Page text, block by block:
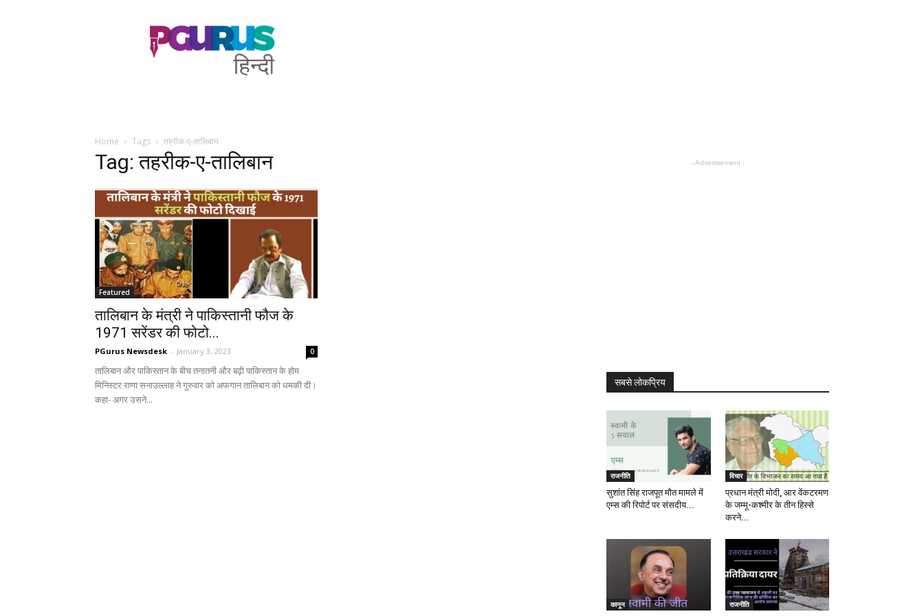
PGurus
Hindi
Home Tags तहरीक-ए-तालिबान
Tag: तहरीक-ए-तालिबान
Featured
तालिबान के मंत्री ने पाकिस्तानी फौज के
1971 सरेंडर की फोटो...
PGurus Newsdesk - January 3, 2023 0
तालिबान और पाकिस्तान के बीच तनातनी और बढ़ी पाकिस्तान के होम
मिनिस्टर राणा सनाउल्लाह ने गुरुवार को अफगान तालिबान को धमकी दी।
कहा- अगर उसने...
- Advertisement -
सबसे लोकप्रिय
राजनीति
सुशांत सिंह राजपूत मौत मामले में
एम्स की रिपोर्ट पर संसदीय...
विचार
प्रधान मंत्री मोदी, आर वेंकटरमण
के जम्मू-कश्मीर के तीन हिस्से
करने...
कानून राजनीति